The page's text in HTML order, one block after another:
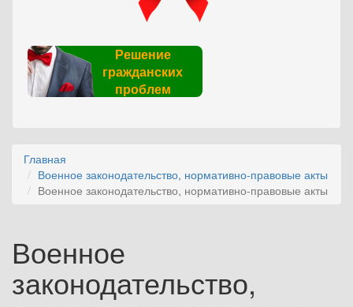
Решение
гражданских
проблем
Главная
Военное законодательство, нормативно-правовые акты
Военное законодательство, нормативно-правовые акты
Военное
законодательство,